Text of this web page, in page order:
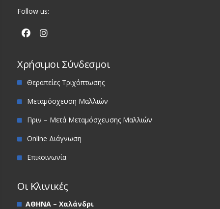
Follow us:
Χρήσιμοι Σύνδεσμοι
Θεραπείες Τριχόπτωσης
Μεταμόσχευση Μαλλιών
Πριν – Μετά Μεταμόσχευσης Μαλλιών
Online Διάγνωση
Επικοινωνία
Οι Κλινικές
ΑΘΗΝΑ – Χαλάνδρι